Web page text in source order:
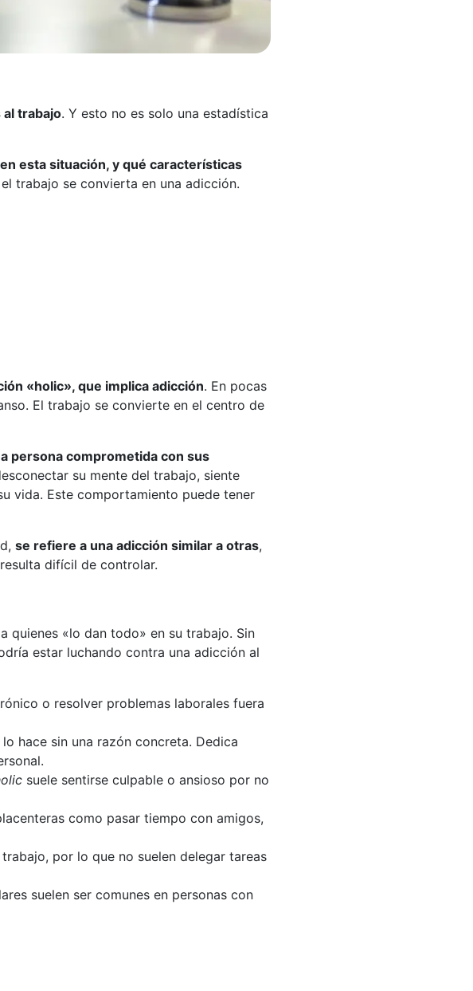
trabajo. Y esto no es solo una estadística
esta situación, y qué características
trabajo se convierta en una adicción.
«holic», que implica adicción. En pocas
El trabajo se convierte en el centro de
persona comprometida con sus
su mente del trabajo, siente
vida. Este comportamiento puede tener
se refiere a una adicción similar a otras,
difícil de controlar.
quienes «lo dan todo» en su trabajo. Sin
estar luchando contra una adicción al
o resolver problemas laborales fuera
hace sin una razón concreta. Dedica
suele sentirse culpable o ansioso por no
como pasar tiempo con amigos,
por lo que no suelen delegar tareas
suelen ser comunes en personas con